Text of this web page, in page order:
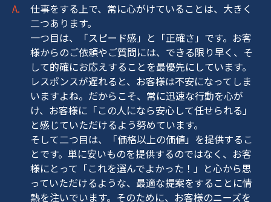
仕事をする上で、常に心がけていることは、大きく
二つあります。
一つ目は、「スピード感」と「正確さ」です。お客
様からのご依頼やご質問には、できる限り早く、そ
して的確にお応えすることを最優先にしています。
レスポンスが遅れると、お客様は不安になってしま
いますよね。だからこそ、常に迅速な行動を心が
け、お客様に「この人になら安心して任せられる」
と感じていただけるよう努めています。
そして二つ目は、「価格以上の価値」を提供するこ
とです。単に安いものを提供するのではなく、お客
様にとって「これを選んでよかった！」と心から思
っていただけるような、最適な提案をすることに情
熱を注いでいます。そのために、お客様のニーズを